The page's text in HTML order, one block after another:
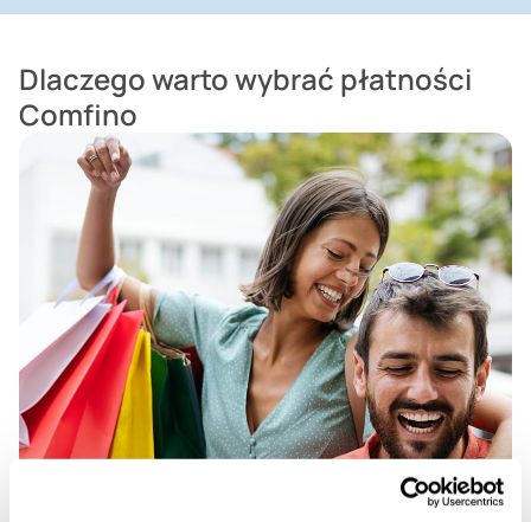
Dlaczego warto wybrać płatności
Comfino